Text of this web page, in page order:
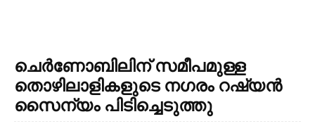
ചെർണോബിലിന് സമീപമുള്ള
തൊഴിലാളികളുടെ നഗരം റഷ്യൻ
സൈന്യം പിടിച്ചെടുത്തു